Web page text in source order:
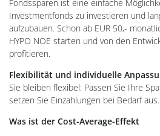
Fondssparen ist eine einfache
Investmentfonds zu investieren und
aufzubauen. Schon ab EUR 50,-
HYPO NOE starten und von den
profitieren.
Flexibilität und individuelle
Sie bleiben flexibel: Passen Sie Ihre
setzen Sie Einzahlungen bei Bedarf aus.
Was ist der Cost-Average-Effekt